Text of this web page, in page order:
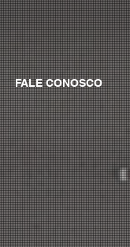
FALE CONOSCO